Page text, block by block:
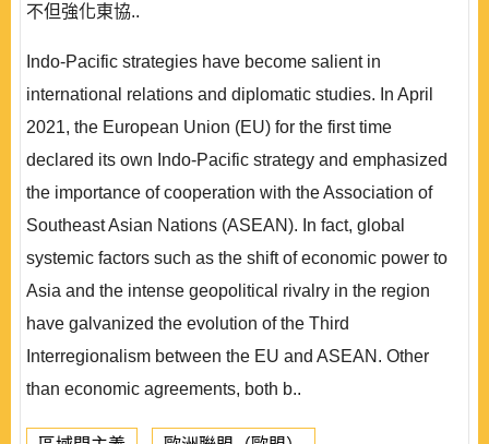
不但強化東協..
Indo-Pacific strategies have become salient in
international relations and diplomatic studies. In April
2021, the European Union (EU) for the first time
declared its own Indo-Pacific strategy and emphasized
the importance of cooperation with the Association of
Southeast Asian Nations (ASEAN). In fact, global
systemic factors such as the shift of economic power to
Asia and the intense geopolitical rivalry in the region
have galvanized the evolution of the Third
Interregionalism between the EU and ASEAN. Other
than economic agreements, both b..